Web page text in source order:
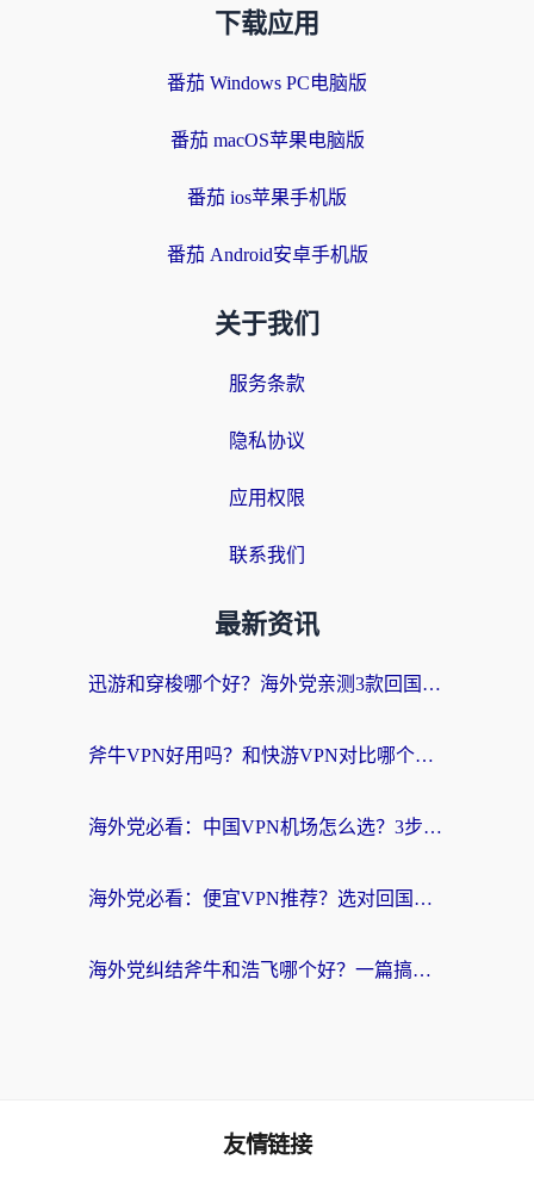
下载应用
番茄 Windows PC电脑版
番茄 macOS苹果电脑版
番茄 ios苹果手机版
番茄 Android安卓手机版
关于我们
服务条款
隐私协议
应用权限
联系我们
最新资讯
迅游和穿梭哪个好？海外党亲测3款回国加速器+手游加速对比，附避坑指南
斧牛VPN好用吗？和快游VPN对比哪个回国效果更好？马来西亚留学生亲测分享
海外党必看：中国VPN机场怎么选？3步教你无缝访问国内资源（附避坑指南）
海外党必看：便宜VPN推荐？选对回国加速器才能无缝刷国内剧玩国服
海外党纠结斧牛和浩飞哪个好？一篇搞定回国加速器选择+无缝访问国内资源指南
友情链接